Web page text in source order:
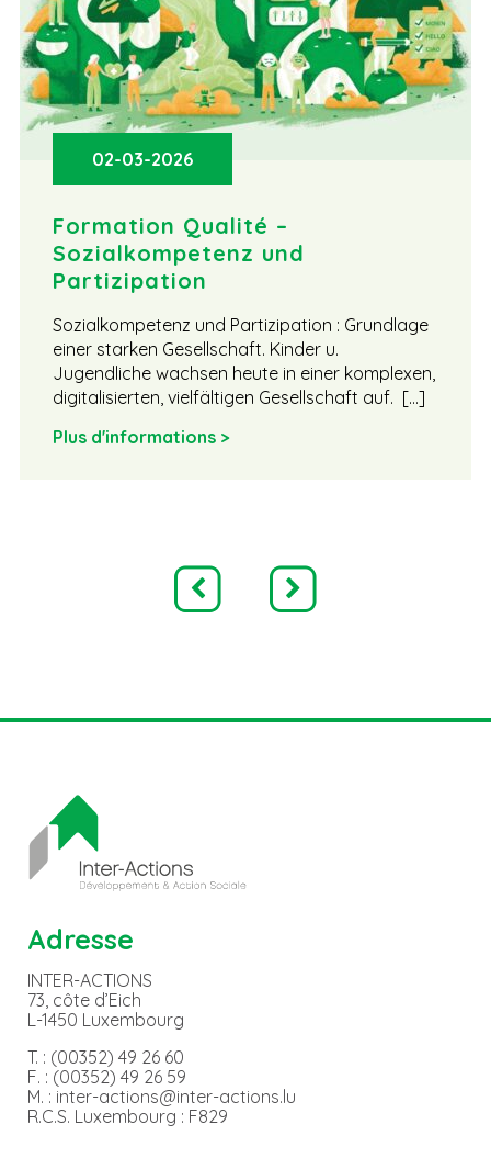
02-03-2026
Formation Qualité –
Sozialkompetenz und
Partizipation
Sozialkompetenz und Partizipation : Grundlage
einer starken Gesellschaft. Kinder u.
Jugendliche wachsen heute in einer komplexen,
digitalisierten, vielfältigen Gesellschaft auf. […]
Plus d'informations >
Adresse
INTER-ACTIONS
73, côte d’Eich
L-1450 Luxembourg
T. : (00352) 49 26 60
F. : (00352) 49 26 59
M. : inter-actions@inter-actions.lu
R.C.S. Luxembourg : F829